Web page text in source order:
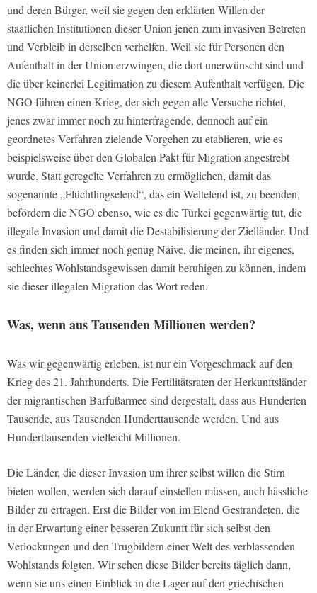
und deren Bürger, weil sie gegen den erklärten Willen der
staatlichen Institutionen dieser Union jenen zum invasiven Betreten
und Verbleib in derselben verhelfen. Weil sie für Personen den
Aufenthalt in der Union erzwingen, die dort unerwünscht sind und
die über keinerlei Legitimation zu diesem Aufenthalt verfügen. Die
NGO führen einen Krieg, der sich gegen alle Versuche richtet,
jenes zwar immer noch zu hinterfragende, dennoch auf ein
geordnetes Verfahren zielende Vorgehen zu etablieren, wie es
beispielsweise über den Globalen Pakt für Migration angestrebt
wurde. Statt geregelte Verfahren zu ermöglichen, damit das
sogenannte „Flüchtlingselend“, das ein Weltelend ist, zu beenden,
befördern die NGO ebenso, wie es die Türkei gegenwärtig tut, die
illegale Invasion und damit die Destabilisierung der Zielländer. Und
es finden sich immer noch genug Naive, die meinen, ihr eigenes,
schlechtes Wohlstandsgewissen damit beruhigen zu können, indem
sie dieser illegalen Migration das Wort reden.
Was, wenn aus Tausenden Millionen werden?
Was wir gegenwärtig erleben, ist nur ein Vorgeschmack auf den
Krieg des 21. Jahrhunderts. Die Fertilitätsraten der Herkunftsländer
der migrantischen Barfußarmee sind dergestalt, dass aus Hunderten
Tausende, aus Tausenden Hunderttausende werden. Und aus
Hunderttausenden vielleicht Millionen.
Die Länder, die dieser Invasion um ihrer selbst willen die Stirn
bieten wollen, werden sich darauf einstellen müssen, auch hässliche
Bilder zu ertragen. Erst die Bilder von im Elend Gestrandeten, die
in der Erwartung einer besseren Zukunft für sich selbst den
Verlockungen und den Trugbildern einer Welt des verblassenden
Wohlstands folgten. Wir sehen diese Bilder bereits täglich dann,
wenn sie uns einen Einblick in die Lager auf den griechischen